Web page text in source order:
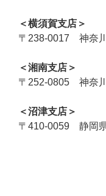
＜横須賀支店＞
〒238-0017 神奈
＜湘南支店＞
〒252-0805 神奈
＜沼津支店＞
〒410-0059 静岡